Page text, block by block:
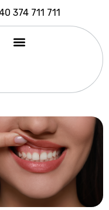
374 711 711